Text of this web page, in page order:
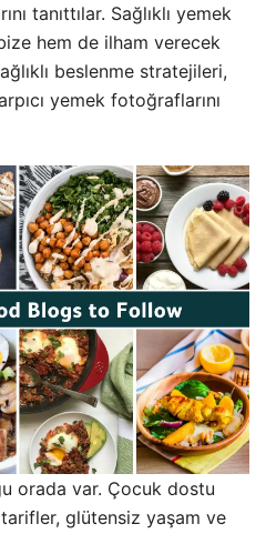
tanıttılar. Sağlıklı yemek
hem de ilham verecek
beslenme stratejileri,
yemek fotoğraflarını
orada var. Çocuk dostu
glütensiz yaşam ve